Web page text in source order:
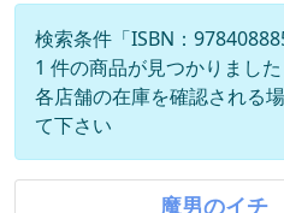
検索条件「ISBN：
1 件の商品が見つかりました
各店舗の在庫を確認される
て下さい
魔男のイチ